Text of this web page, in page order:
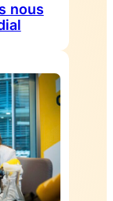
nous